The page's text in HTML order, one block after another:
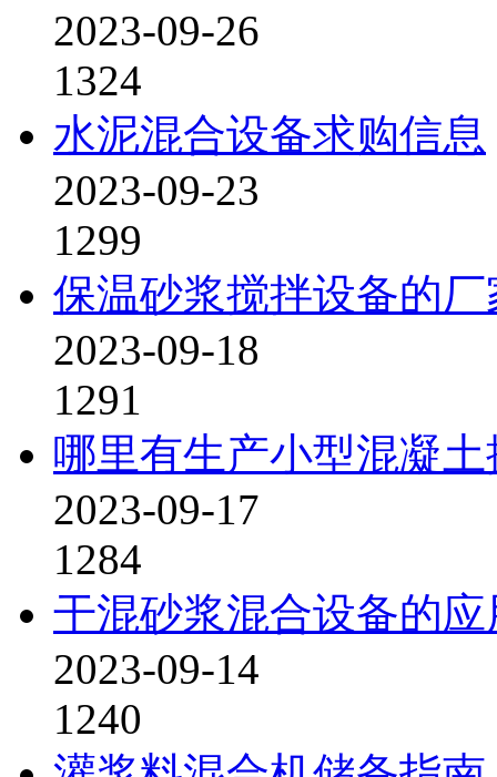
2023-09-26
1324
水泥混合设备求购信息
2023-09-23
1299
保温砂浆搅拌设备的厂
2023-09-18
1291
哪里有生产小型混凝
2023-09-17
1284
干混砂浆混合设备的
2023-09-14
1240